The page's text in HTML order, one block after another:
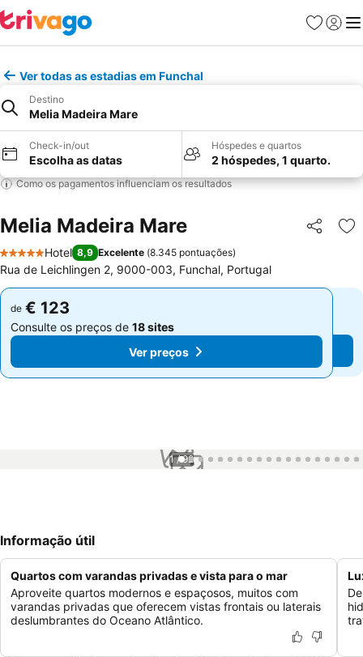
Favoritos
Iniciar
Ver todas as estadias em Funchal
Destino
Melia Madeira Mare
Check-in/out
Escolha as datas
Hóspedes e quartos
2 hóspedes, 1 quarto.
Como os pagamentos influenciam os resultados
Melia Madeira Mare Partilhar
5 Estrelas
Hotel 8,9 Excelente (8.345 pontuações)
Rua de Leichlingen 2, 9000-003, Funchal, Portugal
de € 123
Consulte os preços de 18 sites
Ver preços
de € 123
Consulte os preços de 18 sites
Ver preços
1 / 92
Informação útil
Quartos com varandas privadas e vista para o mar
Aproveite quartos modernos e espaçosos, muitos com
varandas privadas que oferecem vistas frontais ou laterais
deslumbrantes do Oceano Atlântico.